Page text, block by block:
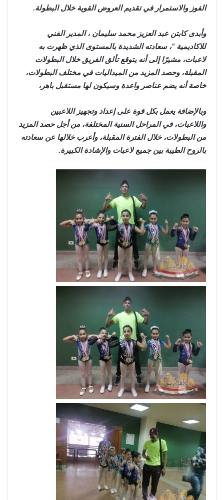
الفوز والاستمرار في تقديم العروض القوية خلال البطولة.
وأبدى كابتن عبد العزيز محمد سليمان ، المدير الفني
للاكاديمية “، سعادته الشديدة بالمستوى الذي ظهرت به
لاعبات، مشيرًا إلى أنه يتوقع تألق الفريق خلال البطولات
المقبلة، وحصد المزيد من الميداليات في مختلف البطولات،
خاصة أنه يضم عناصر واعدة وسيكون لها مستقبل باهر،
وبالإضافة يعمل بكل قوة على إعداد وتجهيز اللاعبين
واللاعبات، في المراحل السنية المختلفة، من أجل حصد المزيد
من البطولات، خلال الفترة المقبلة، وأعرب خلالها عن سعادته
بالروح الطيبة بين جميع لاعبات والإشادة الكبيرة.